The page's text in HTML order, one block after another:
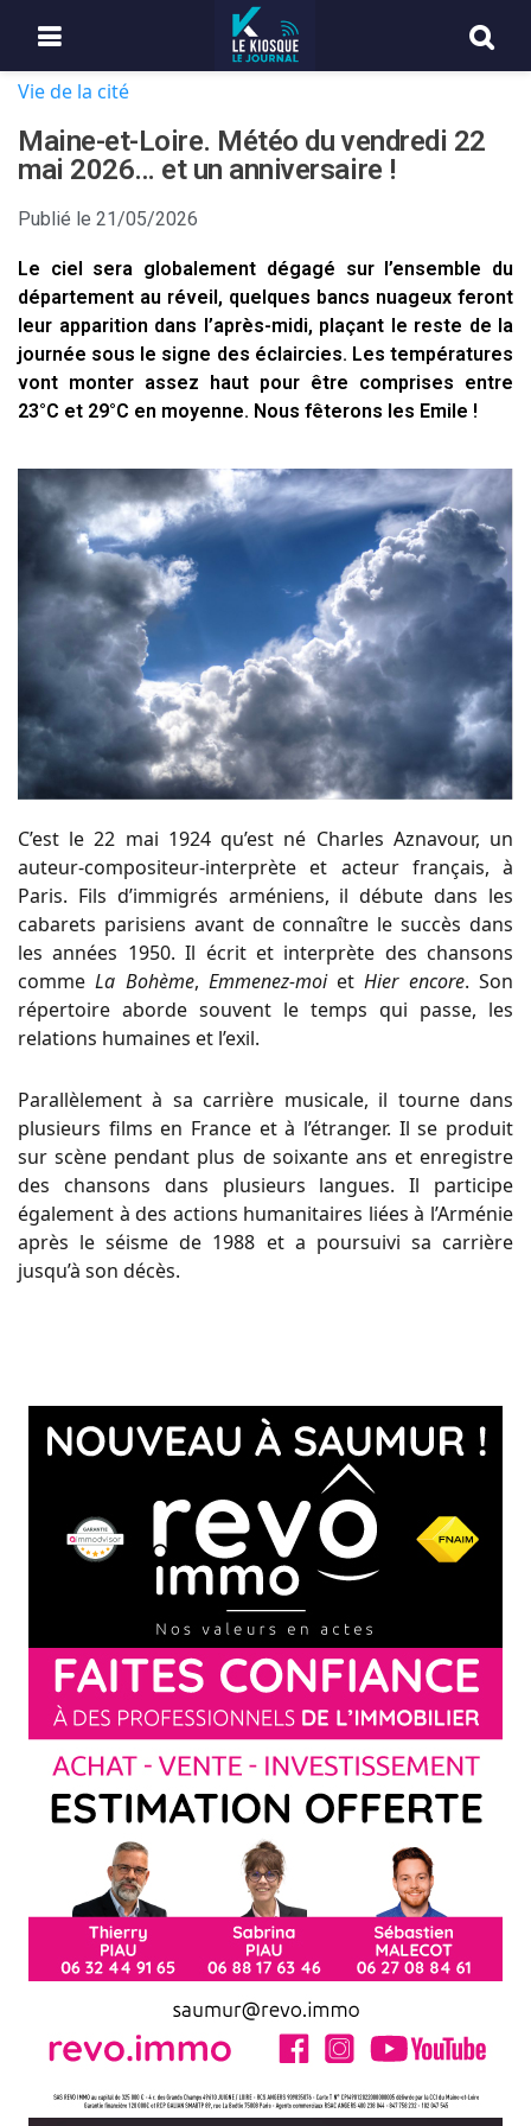
Vie de la cité
Maine-et-Loire. Météo du vendredi 22
mai 2026… et un anniversaire !
Publié le 21/05/2026
Le ciel sera globalement dégagé sur l’ensemble du
département au réveil, quelques bancs nuageux feront
leur apparition dans l’après-midi, plaçant le reste de la
journée sous le signe des éclaircies. Les températures
vont monter assez haut pour être comprises entre
23°C et 29°C en moyenne. Nous fêterons les Emile !
C’est le 22 mai 1924 qu’est né Charles Aznavour, un
auteur-compositeur-interprète et acteur français, à
Paris. Fils d’immigrés arméniens, il débute dans les
cabarets parisiens avant de connaître le succès dans
les années 1950. Il écrit et interprète des chansons
commeLa Bohème, Emmenez-moietHier encore. Son
répertoire aborde souvent le temps qui passe, les
relations humaines et l’exil.
Parallèlement à sa carrière musicale, il tourne dans
plusieurs films en France et à l’étranger. Il se produit
sur scène pendant plus de soixante ans et enregistre
des chansons dans plusieurs langues. Il participe
également à des actions humanitaires liées à l’Arménie
après le séisme de 1988 et a poursuivi sa carrière
jusqu’à son décès.